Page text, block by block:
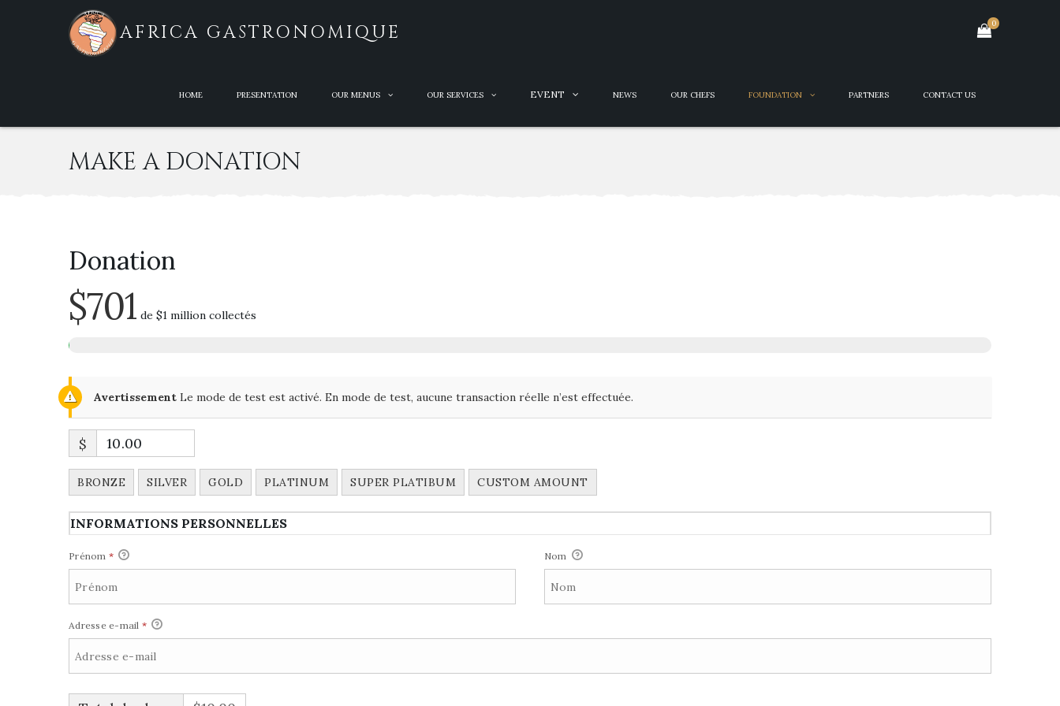
AFRICA GASTRONOMIQUE 0
HOME PRESENTATION OUR MENUS OUR SERVICES EVENT NEWS OUR CHEFS FOUNDATION PARTNERS CONTACT US
MAKE A DONATION
Donation
$701 de $1 million collectés
Avertissement Le mode de test est activé. En mode de test, aucune transaction réelle n’est effectuée.
$
BRONZE SILVER GOLD PLATINUM SUPER PLATIBUM CUSTOM AMOUNT
INFORMATIONS PERSONNELLES
Prénom * Nom
Adresse e-mail *